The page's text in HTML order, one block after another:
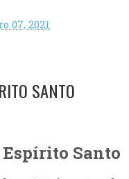
07, 2021
SANTO
Espírito Santo